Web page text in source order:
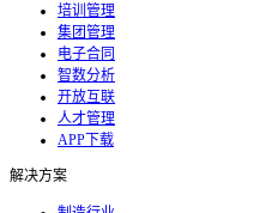
培训管理
集团管理
电子合同
智数分析
开放互联
人才管理
APP下载
解决方案